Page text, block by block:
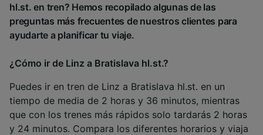
hl.st. en tren? Hemos recopilado algunas de las
preguntas más frecuentes de nuestros clientes para
ayudarte a planificar tu viaje.
¿Cómo ir de Linz a Bratislava hl.st.?
Puedes ir en tren de Linz a Bratislava hl.st. en un
tiempo de media de 2 horas y 36 minutos, mientras
que con los trenes más rápidos solo tardarás 2 horas
y 24 minutos. Compara los diferentes horarios y viaja